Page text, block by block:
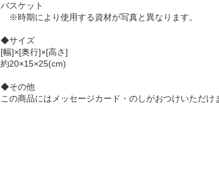
バスケット
※時期により使用する資材が写真と異なります。
◆サイズ
[幅]×[奥行]×[高さ]
約20×15×25(cm)
◆その他
この商品にはメッセージカード・のしがおつけいただけ